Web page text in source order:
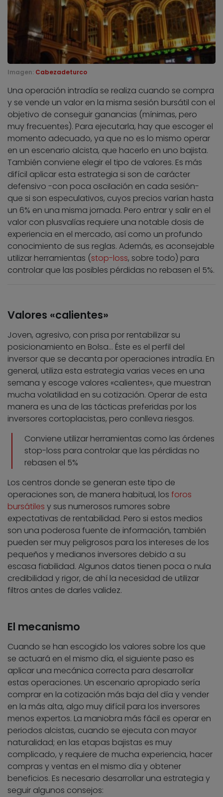
Imagen: Cabezadeturco
Una operación intradía se realiza cuando se compra
y se vende un valor en la misma sesión bursátil con el
objetivo de conseguir ganancias (mínimas, pero
muy frecuentes). Para ejecutarla, hay que escoger el
momento adecuado, ya que no es lo mismo operar
en un escenario alcista, que hacerlo en uno bajista.
También conviene elegir el tipo de valores. Es más
difícil aplicar esta estrategia si son de carácter
defensivo -con poca oscilación en cada sesión-
que si son especulativos, cuyos precios varían hasta
un 6% en una misma jornada. Pero entrar y salir en el
valor con plusvalías requiere una notable dosis de
experiencia en el mercado, así como un profundo
conocimiento de sus reglas. Además, es aconsejable
utilizar herramientas (stop-loss, sobre todo) para
controlar que las posibles pérdidas no rebasen el 5%.
Valores «calientes»
Joven, agresivo, con prisa por rentabilizar su
posicionamiento en Bolsa… Éste es el perfil del
inversor que se decanta por operaciones intradía. En
general, utiliza esta estrategia varias veces en una
semana y escoge valores «calientes», que muestran
mucha volatilidad en su cotización. Operar de esta
manera es una de las tácticas preferidas por los
inversores cortoplacistas, pero conlleva riesgos.
Conviene utilizar herramientas como las órdenes
stop-loss para controlar que las pérdidas no
rebasen el 5%
Los centros donde se generan este tipo de
operaciones son, de manera habitual, los foros
bursátiles y sus numerosos rumores sobre
expectativas de rentabilidad. Pero si estos medios
son una poderosa fuente de información, también
pueden ser muy peligrosos para los intereses de los
pequeños y medianos inversores debido a su
escasa fiabilidad. Algunos datos tienen poca o nula
credibilidad y rigor, de ahí la necesidad de utilizar
filtros antes de darles validez.
El mecanismo
Cuando se han escogido los valores sobre los que
se actuará en el mismo día, el siguiente paso es
aplicar una mecánica correcta para desarrollar
estas operaciones. Un escenario apropiado sería
comprar en la cotización más baja del día y vender
en la más alta, algo muy difícil para los inversores
menos expertos. La maniobra más fácil es operar en
periodos alcistas, cuando se ejecuta con mayor
naturalidad; en las etapas bajistas es muy
complicado, y requiere de mucha experiencia, hacer
compras y ventas en el mismo día y obtener
beneficios. Es necesario desarrollar una estrategia y
seguir algunos consejos: